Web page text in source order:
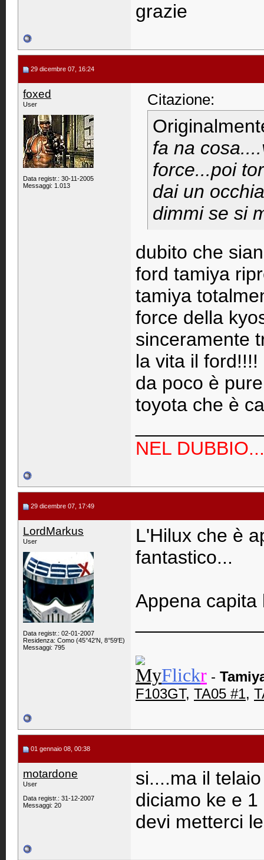
grazie
29 dicembre 07, 16:24
foxed
User
Data registr.: 30-11-2005
Messaggi: 1.013
Citazione:
fa na
force...poi
dai un
dimmi se si
dubito che
ford tamiya
tamiya
force della
sinceramente
la vita il ford!!!!
da poco è
toyota che è
NEL
29 dicembre 07, 17:49
LordMarkus
User
Data registr.: 02-01-2007
Residenza: Como (45°42'N, 8°59'E)
Messaggi: 795
L'Hilux che è
fantastico...
Appena
MyFlickr -
F103GT, TA05 #1,
01 gennaio 08, 00:38
motardone
User
Data registr.: 31-12-2007
Messaggi: 20
si....ma il
diciamo ke e
devi metterci